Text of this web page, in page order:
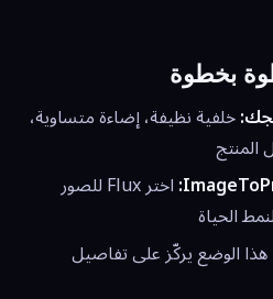
بخطوة
خلفية نظيفة، إضاءة متساوية،
اختر Flux للصور
هذا الوضع يركّز على تفاصيل